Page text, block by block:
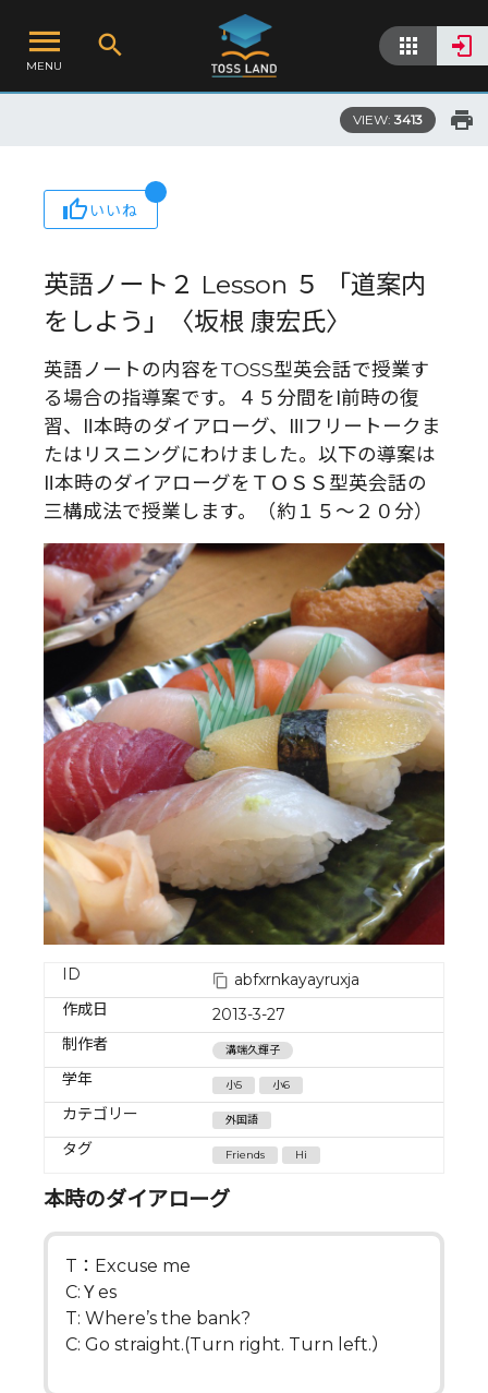
MENU
VIEW: 3413
いいね
英語ノート２ Lesson ５ 「道案内
をしよう」〈坂根 康宏氏〉
英語ノートの内容をTOSS型英会話で授業す
る場合の指導案です。４５分間をⅠ前時の復
習、Ⅱ本時のダイアローグ、Ⅲフリートークま
たはリスニングにわけました。以下の導案は
Ⅱ本時のダイアローグをＴＯＳＳ型英会話の
三構成法で授業します。（約１５～２０分）
ID
abfxrnkayayruxja
作成日
2013-3-27
制作者
溝端久輝子
学年 小5 小6
カテゴリー 外国語
タグ Friends Hi
本時のダイアローグ
T：Excuse me
C:Ｙes
T: Where’s the bank?
C: Go straight.(Turn right. Turn left.）